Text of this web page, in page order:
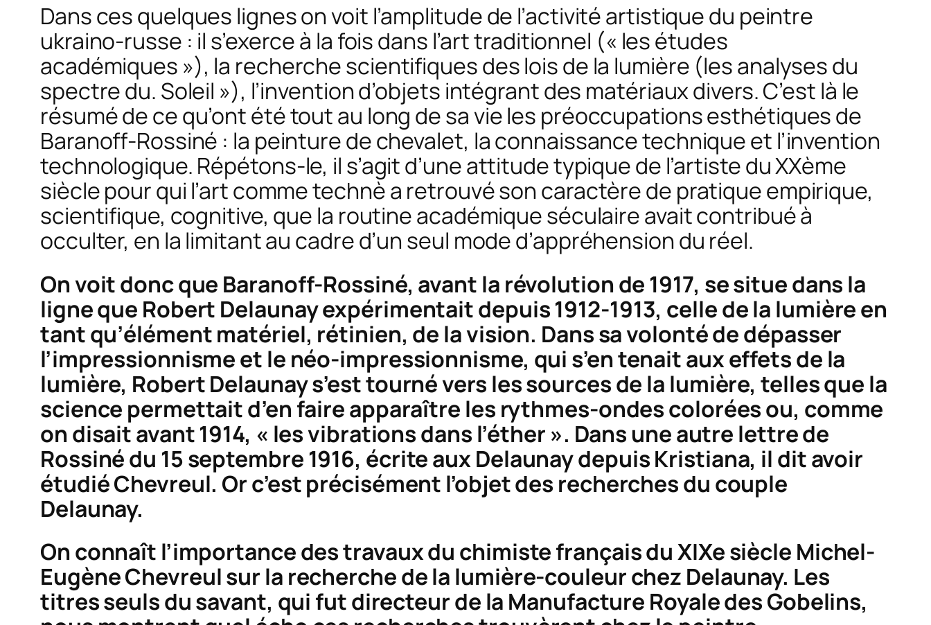
Dans ces quelques lignes on voit l’amplitude de l’activité artistique du peintre
ukraino-russe : il s’exerce à la fois dans l’art traditionnel (« les études
académiques »), la recherche scientifiques des lois de la lumière (les analyses du
spectre du. Soleil »), l’invention d’objets intégrant des matériaux divers. C’est là le
résumé de ce qu’ont été tout au long de sa vie les préoccupations esthétiques de
Baranoff-Rossiné : la peinture de chevalet, la connaissance technique et l’invention
technologique. Répétons-le, il s’agit d’une attitude typique de l’artiste du XXème
siècle pour qui l’art commetechnèa retrouvé son caractère de pratique empirique,
scientifique, cognitive, que la routine académique séculaire avait contribué à
occulter, en la limitant au cadre d’un seul mode d’appréhension du réel.
On voit donc que Baranoff-Rossiné, avant la révolution de 1917, se situe dans la
ligne que Robert Delaunay expérimentait depuis 1912-1913, celle de la lumière en
tant qu’élément matériel, rétinien, de la vision. Dans sa volonté de dépasser
l’impressionnisme et le néo-impressionnisme, qui s’en tenait aux effets de la
lumière, Robert Delaunay s’est tourné vers les sources de la lumière, telles que la
science permettait d’en faire apparaître les rythmes-ondes colorées ou, comme
on disait avant 1914, « les vibrations dans l’éther ». Dans une autre lettre de
Rossiné du 15 septembre 1916, écrite aux Delaunay depuis Kristiana, il dit avoir
étudié Chevreul. Or c’est précisément l’objet des recherches du couple
Delaunay.
On connaît l’importance des travaux du chimiste français du XIXe siècle Michel-
Eugène Chevreul sur la recherche de la lumière-couleur chez Delaunay. Les
titres seuls du savant, qui fut directeur de la Manufacture Royale des Gobelins,